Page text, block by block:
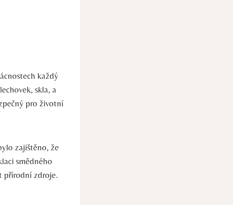
každý
skla, a
pro životní
​zajištěno, že
smědného​
přírodní zdroje.